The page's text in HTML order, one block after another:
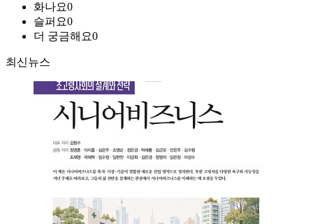
화나요0
슬퍼요0
더 궁금해요0
최신뉴스